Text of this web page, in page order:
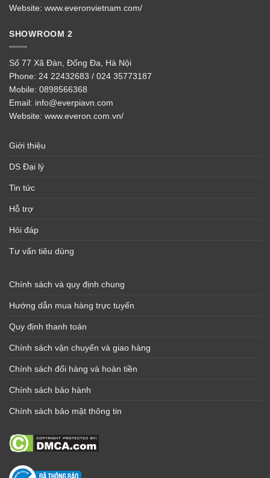
Website: www.everonvietnam.com/
SHOWROOM 2
Số 77 Xã Đàn, Đống Đa, Hà Nội
Phone: 24 22432683 / 024 35773187
Mobile: 0898566368
Email: info@everpiavn.com
Website: www.everon.com.vn/
Giới thiệu
DS Đại lý
Tin tức
Hỗ trợ
Hỏi đáp
Tư vấn tiêu dùng
Chính sách và quy định chung
Hướng dẫn mua hàng trực tuyến
Quy định thanh toán
Chính sách vận chuyển và giao hàng
Chính sách đổi hàng và hoàn tiền
Chính sách bảo hành
Chính sách bảo mật thông tin